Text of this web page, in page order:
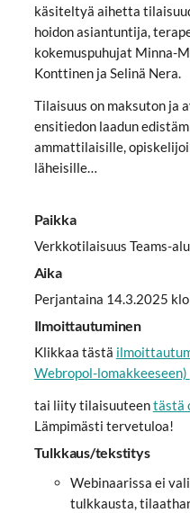
käsiteltyä aihetta
hoidon asiantuntija,
kokemuspuhujat Minna-
Konttinen ja Selinä Nera.
Tilaisuus on maksuton ja
ensitiedon laadun
ammattilaisille,
läheisille…
Paikka
Verkkotilaisuus Teams-
Aika
Perjantaina 14.3.2025
Ilmoittautuminen
Klikkaa tästä
Webropol-lomakkeeseen)
tai liity tilaisuuteentästä
Lämpimästi tervetuloa!
Tulkkaus/tekstitys
Webinaarissa ei
tulkkausta,